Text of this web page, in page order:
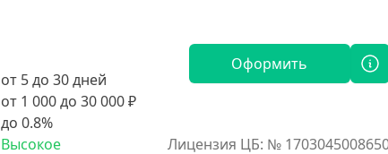
от 5 до 30 дней
от 1 000 до 30 000 ₽
до 0.8%
Высокое
Оформить
Лицензия ЦБ: №